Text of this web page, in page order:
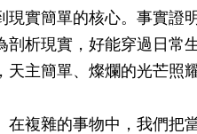
現實簡單的核心。事實證
剖析現實，好能穿過日常
天主簡單、燦爛的光芒照
在複雜的事物中，我們把